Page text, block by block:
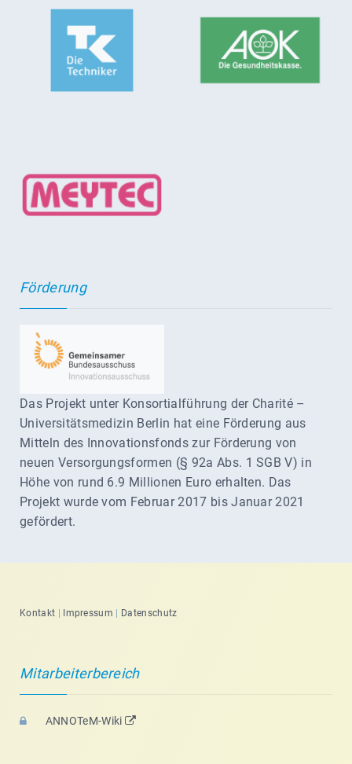
Förderung
Das Projekt unter Konsortialführung der Charité –
Universitätsmedizin Berlin hat eine Förderung aus
Mitteln des Innovationsfonds zur Förderung von
neuen Versorgungsformen (§ 92a Abs. 1 SGB V) in
Höhe von rund 6.9 Millionen Euro erhalten. Das
Projekt wurde vom Februar 2017 bis Januar 2021
gefördert.
Kontakt Impressum Datenschutz
Mitarbeiterbereich
ANNOTeM-Wiki